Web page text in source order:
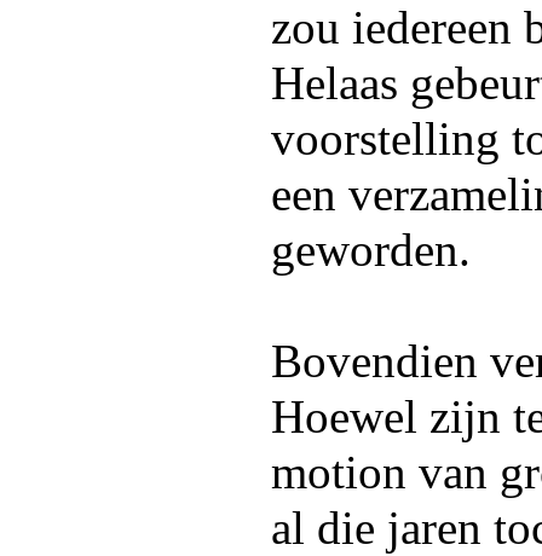
zou iedereen
Helaas
voorstelling
een
geworden.
Bovendien
Hoewel zijn
motion van
al die jaren